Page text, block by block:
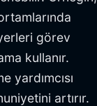
görev
kullanır.
yardımcısı
artırır.